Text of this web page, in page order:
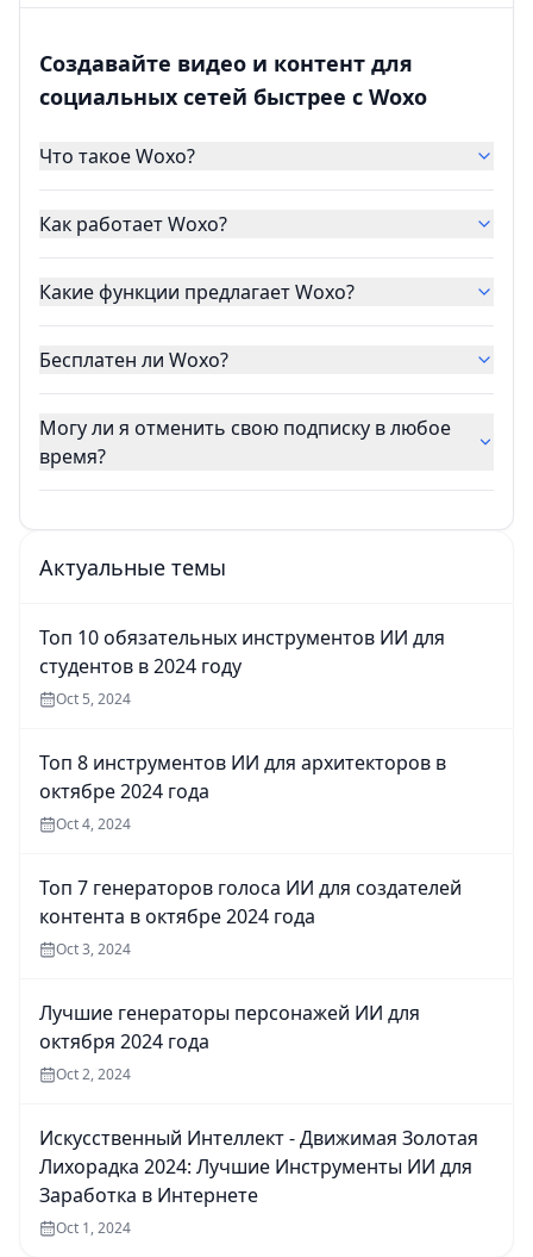
Создавайте видео и контент для
социальных сетей быстрее с Woxo
Что такое Woxo?
Как работает Woxo?
Какие функции предлагает Woxo?
Бесплатен ли Woxo?
Могу ли я отменить свою подписку в любое
время?
Актуальные темы
Топ 10 обязательных инструментов ИИ для
студентов в 2024 году
Oct 5, 2024
Топ 8 инструментов ИИ для архитекторов в
октябре 2024 года
Oct 4, 2024
Топ 7 генераторов голоса ИИ для создателей
контента в октябре 2024 года
Oct 3, 2024
Лучшие генераторы персонажей ИИ для
октября 2024 года
Oct 2, 2024
Искусственный Интеллект - Движимая Золотая
Лихорадка 2024: Лучшие Инструменты ИИ для
Заработка в Интернете
Oct 1, 2024